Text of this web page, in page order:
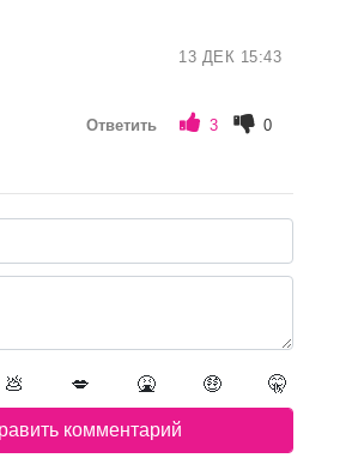
13 ДЕК 15:43
Ответить 3 0
💩 💋 🤮 🤑 🤫